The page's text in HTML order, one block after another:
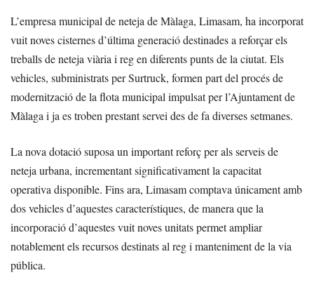
L’empresa municipal de neteja de Màlaga, Limasam, ha incorporat
vuit noves cisternes d’última generació destinades a reforçar els
treballs de neteja viària i reg en diferents punts de la ciutat. Els
vehicles, subministrats per Surtruck, formen part del procés de
modernització de la flota municipal impulsat per l’Ajuntament de
Màlaga i ja es troben prestant servei des de fa diverses setmanes.
La nova dotació suposa un important reforç per als serveis de
neteja urbana, incrementant significativament la capacitat
operativa disponible. Fins ara, Limasam comptava únicament amb
dos vehicles d’aquestes característiques, de manera que la
incorporació d’aquestes vuit noves unitats permet ampliar
notablement els recursos destinats al reg i manteniment de la via
pública.